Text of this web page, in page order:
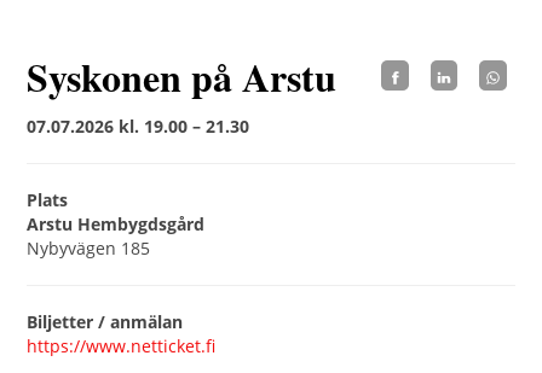
Syskonen på Arstu
07.07.2026 kl. 19.00 – 21.30
Plats
Arstu Hembygdsgård
Nybyvägen 185
Biljetter / anmälan
https://www.netticket.fi